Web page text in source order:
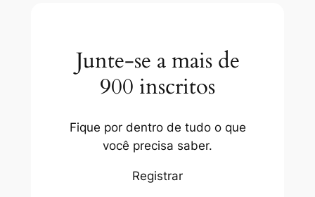
Junte-se a mais de
900 inscritos
Fique por dentro de tudo o que
você precisa saber.
Registrar